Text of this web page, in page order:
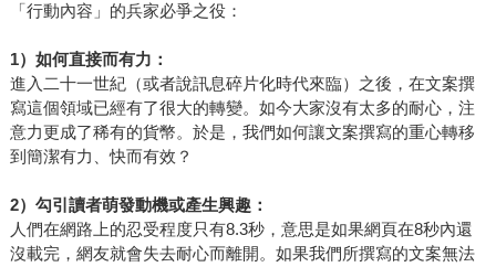
「行動內容」的兵家必爭之役：
1）如何直接而有力：
進入二十一世紀（或者說訊息碎片化時代來臨）之後，在文案撰
寫這個領域已經有了很大的轉變。如今大家沒有太多的耐心，注
意力更成了稀有的貨幣。於是，我們如何讓文案撰寫的重心轉移
到簡潔有力、快而有效？
2）勾引讀者萌發動機或產生興趣：
人們在網路上的忍受程度只有8.3秒，意思是如果網頁在8秒內還
沒載完，網友就會失去耐心而離開。如果我們所撰寫的文案無法